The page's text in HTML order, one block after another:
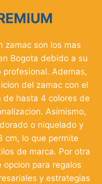
zamac son los mas
Bogota debido a su
Ademas,
del zamac con el
de hasta 4 colores de
Asimismo,
o niquelado y
cm, lo que permite
de marca. Por otra
para regalos
y estrategias